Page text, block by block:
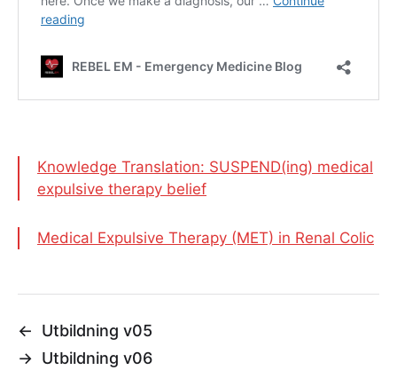
Knowledge Translation: SUSPEND(ing) medical
expulsive therapy belief
Medical Expulsive Therapy (MET) in Renal Colic
←
Utbildning v05
→ Utbildning v06